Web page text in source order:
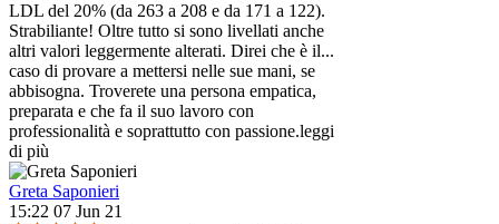
LDL del 20% (da 263 a 208 e da 171 a 122).
Strabiliante! Oltre tutto si sono livellati anche
altri valori leggermente alterati. Direi che è il...
caso di provare a mettersi nelle sue mani, se
abbisogna. Troverete una persona empatica,
preparata e che fa il suo lavoro con
professionalità e soprattutto con passione.leggi
di più
Greta Saponieri
15:22 07 Jun 21